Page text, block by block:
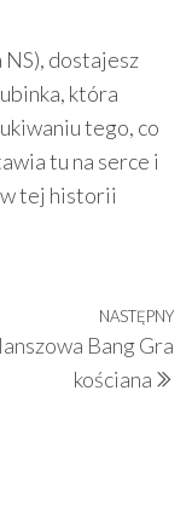
dostajesz
która
tego, co
tu na serce i
w tej historii
NASTĘPNY
Bang Gra
kościana